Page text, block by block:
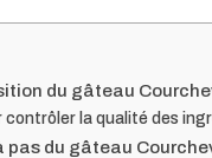
du gâteau
contrôler la qualité des
pas du gâteau